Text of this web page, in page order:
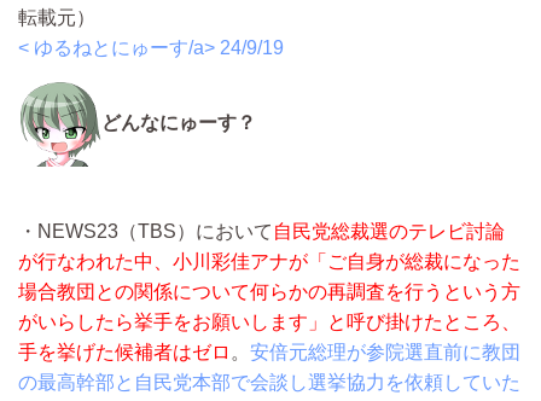
転載元）
< ゆるねとにゅーす/a> 24/9/19
どんなにゅーす？
・NEWS23（TBS）において 自民党総裁選のテレビ討論
が行なわれた中、小川彩佳アナが「ご自身が総裁になった
場合教団との関係について何らかの再調査を行うという方
がいらしたら挙手をお願いします」と呼び掛けたところ、
手を挙げた候補者はゼロ 。 安倍元総理が参院選直前に教団
の最高幹部と自民党本部で会談し選挙協力を依頼していた